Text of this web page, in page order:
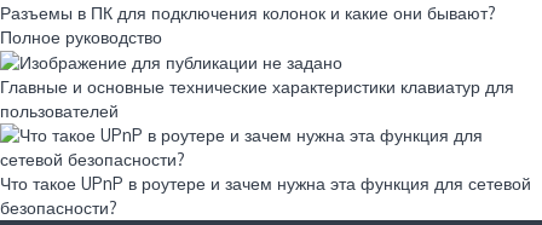
Разъемы в ПК для подключения колонок и какие они бывают?
Полное руководство
Главные и основные технические характеристики клавиатур для
пользователей
Что такое UPnP в роутере и зачем нужна эта функция для сетевой
безопасности?